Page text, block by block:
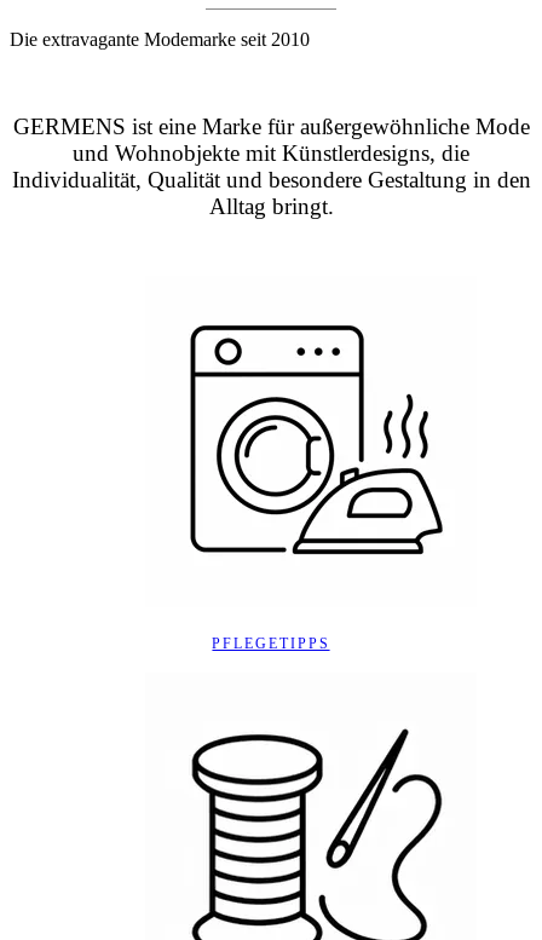
Die extravagante Modemarke seit 2010
GERMENS ist eine Marke für außergewöhnliche Mode
und Wohnobjekte mit Künstlerdesigns, die
Individualität, Qualität und besondere Gestaltung in den
Alltag bringt.
PFLEGETIPPS